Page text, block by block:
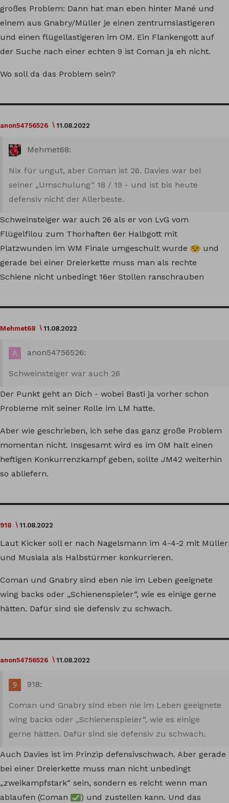
großes Problem: Dann hat man eben hinter Mané und
einem aus Gnabry/Müller je einen zentrumslastigeren
und einen flügellastigeren im OM. Ein Flankengott auf
der Suche nach einer echten 9 ist Coman ja eh nicht.
Wo soll da das Problem sein?
anon54756526 11.08.2022
Mehmet68:
Nix für ungut, aber Coman ist 26. Davies war bei
seiner „Umschulung“ 18 / 19 - und ist bis heute
defensiv nicht der Allerbeste.
Schweinsteiger war auch 26 als er von LvG vom
Flügelfilou zum Thorhaften 6er Halbgott mit
Platzwunden im WM Finale umgeschult wurde
und
gerade bei einer Dreierkette muss man als rechte
Schiene nicht unbedingt 16er Stollen ranschrauben
Mehmet68 11.08.2022
anon54756526:
Schweinsteiger war auch 26
Der Punkt geht an Dich - wobei Basti ja vorher schon
Probleme mit seiner Rolle im LM hatte.
Aber wie geschrieben, ich sehe das ganz große Problem
momentan nicht. Insgesamt wird es im OM halt einen
heftigen Konkurrenzkampf geben, sollte JM42 weiterhin
so abliefern.
918 11.08.2022
Laut Kicker soll er nach Nagelsmann im 4-4-2 mit Müller
und Musiala als Halbstürmer konkurrieren.
Coman und Gnabry sind eben nie im Leben geeignete
wing backs oder „Schienenspieler“, wie es einige gerne
hätten. Dafür sind sie defensiv zu schwach.
anon54756526 11.08.2022
918:
Coman und Gnabry sind eben nie im Leben geeignete
wing backs oder „Schienenspieler“, wie es einige
gerne hätten. Dafür sind sie defensiv zu schwach.
Auch Davies ist im Prinzip defensivschwach. Aber gerade
bei einer Dreierkette muss man nicht unbedingt
„zweikampfstark“ sein, sondern es reicht wenn man
ablaufen (Coman
) und zustellen kann. Und das